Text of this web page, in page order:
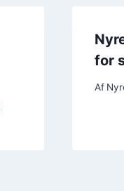
for
Af